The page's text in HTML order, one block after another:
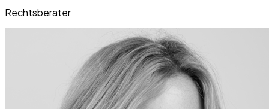
Rechtsberater